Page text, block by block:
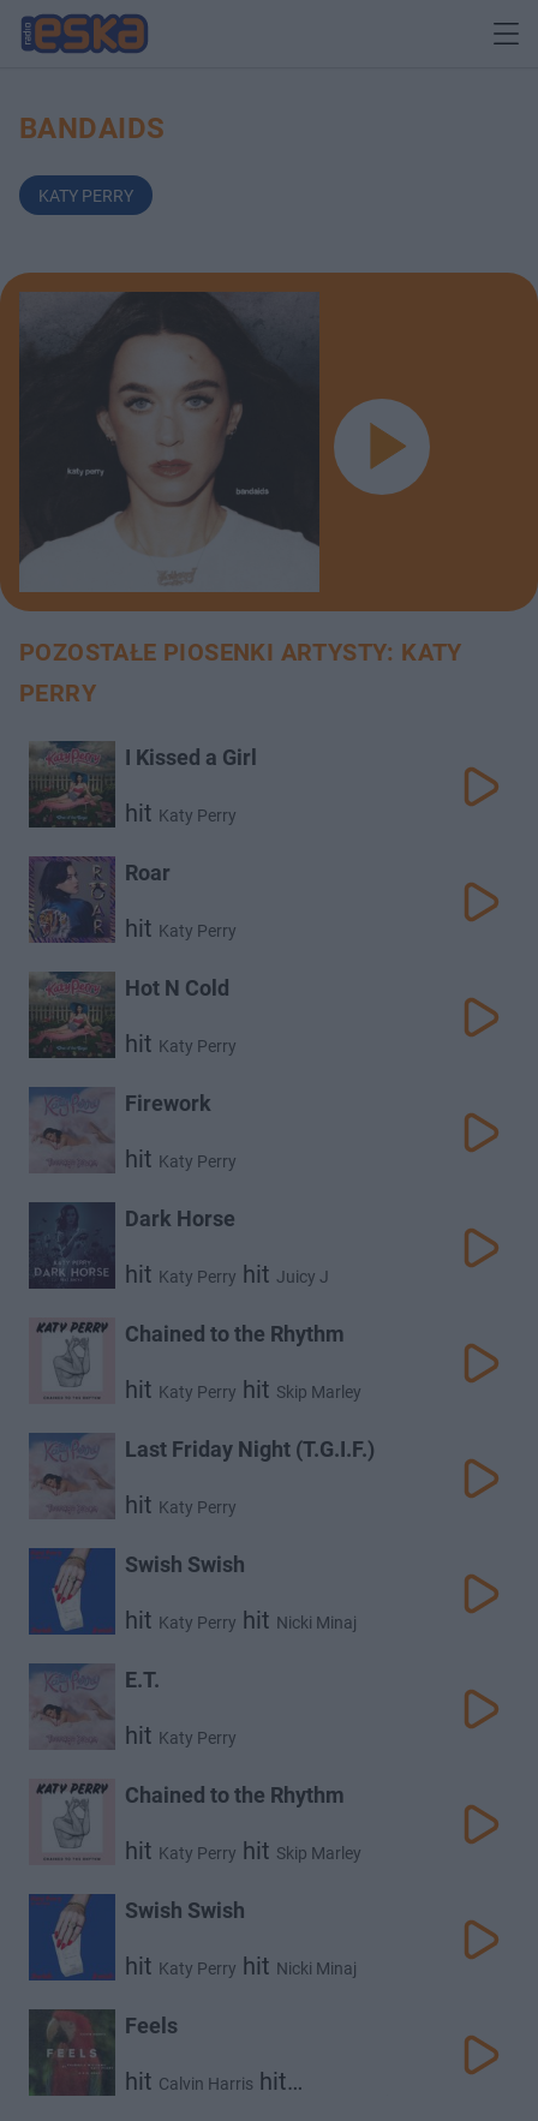
BANDAIDS
KATY PERRY
POZOSTAŁE PIOSENKI ARTYSTY: KATY
PERRY
I Kissed a Girl
hit Katy Perry
Roar
hit Katy Perry
Hot N Cold
hit Katy Perry
Firework
hit Katy Perry
Dark Horse
hit Katy Perry hit Juicy J
Chained to the Rhythm
hit Katy Perry hit Skip Marley
Last Friday Night (T.G.I.F.)
hit Katy Perry
Swish Swish
hit Katy Perry hit Nicki Minaj
E.T.
hit Katy Perry
Chained to the Rhythm
hit Katy Perry hit Skip Marley
Swish Swish
hit Katy Perry hit Nicki Minaj
Feels
hit Calvin Harris hit